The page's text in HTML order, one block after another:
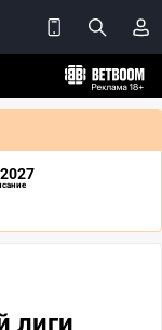
лиги